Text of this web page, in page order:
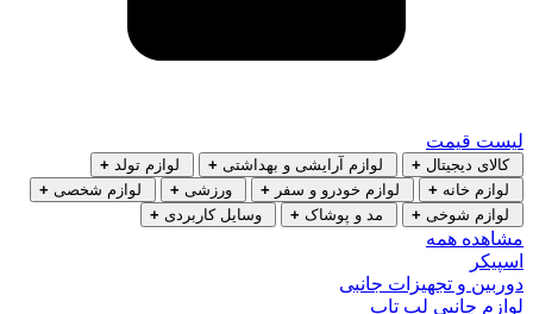
لیست قیمت
کالای دیجیتال + لوازم آرایشی و بهداشتی + لوازم تولد +
لوازم خانه + لوازم خودرو و سفر + ورزشی + لوازم شخصی +
لوازم شوخی + مد و پوشاک + وسایل کاربردی +
مشاهده همه
اسپیکر
دوربین و تجهیزات جانبی
لوازم چانبی لپ تاپ